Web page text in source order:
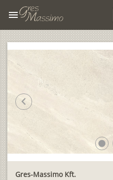
menu
Gres-Massimo Kft.
lens
chevron_left